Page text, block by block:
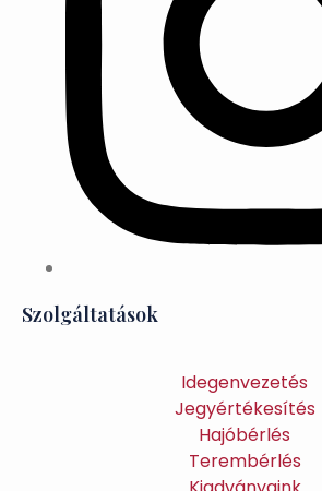
Szolgáltatások
Idegenvezetés
Jegyértékesítés
Hajóbérlés
Terembérlés